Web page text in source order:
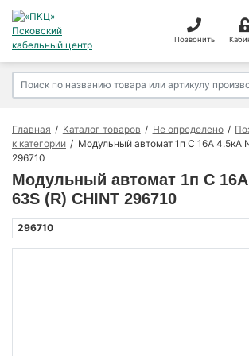
Позвонить
Главная Каталог товаров Не определено
к категории
Модульный автомат 1п C 16А 4.5кА
296710
Модульный автомат 1п C 16А
63S (R) CHINT 296710
296710